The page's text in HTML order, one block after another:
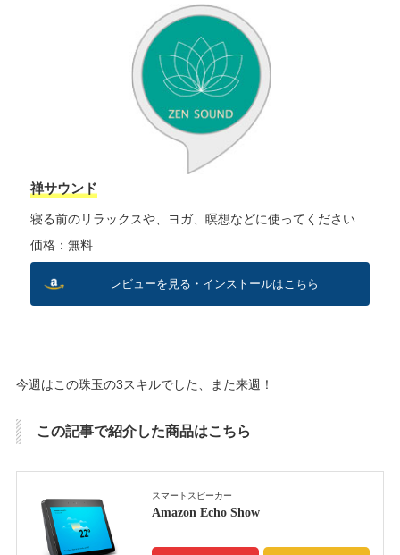
禅サウンド
寝る前のリラックスや、ヨガ、瞑想などに使ってください
価格：無料
レビューを見る・インストールはこちら
今週はこの珠玉の3スキルでした、また来週！
この記事で紹介した商品はこちら
スマートスピーカー
Amazon Echo Show